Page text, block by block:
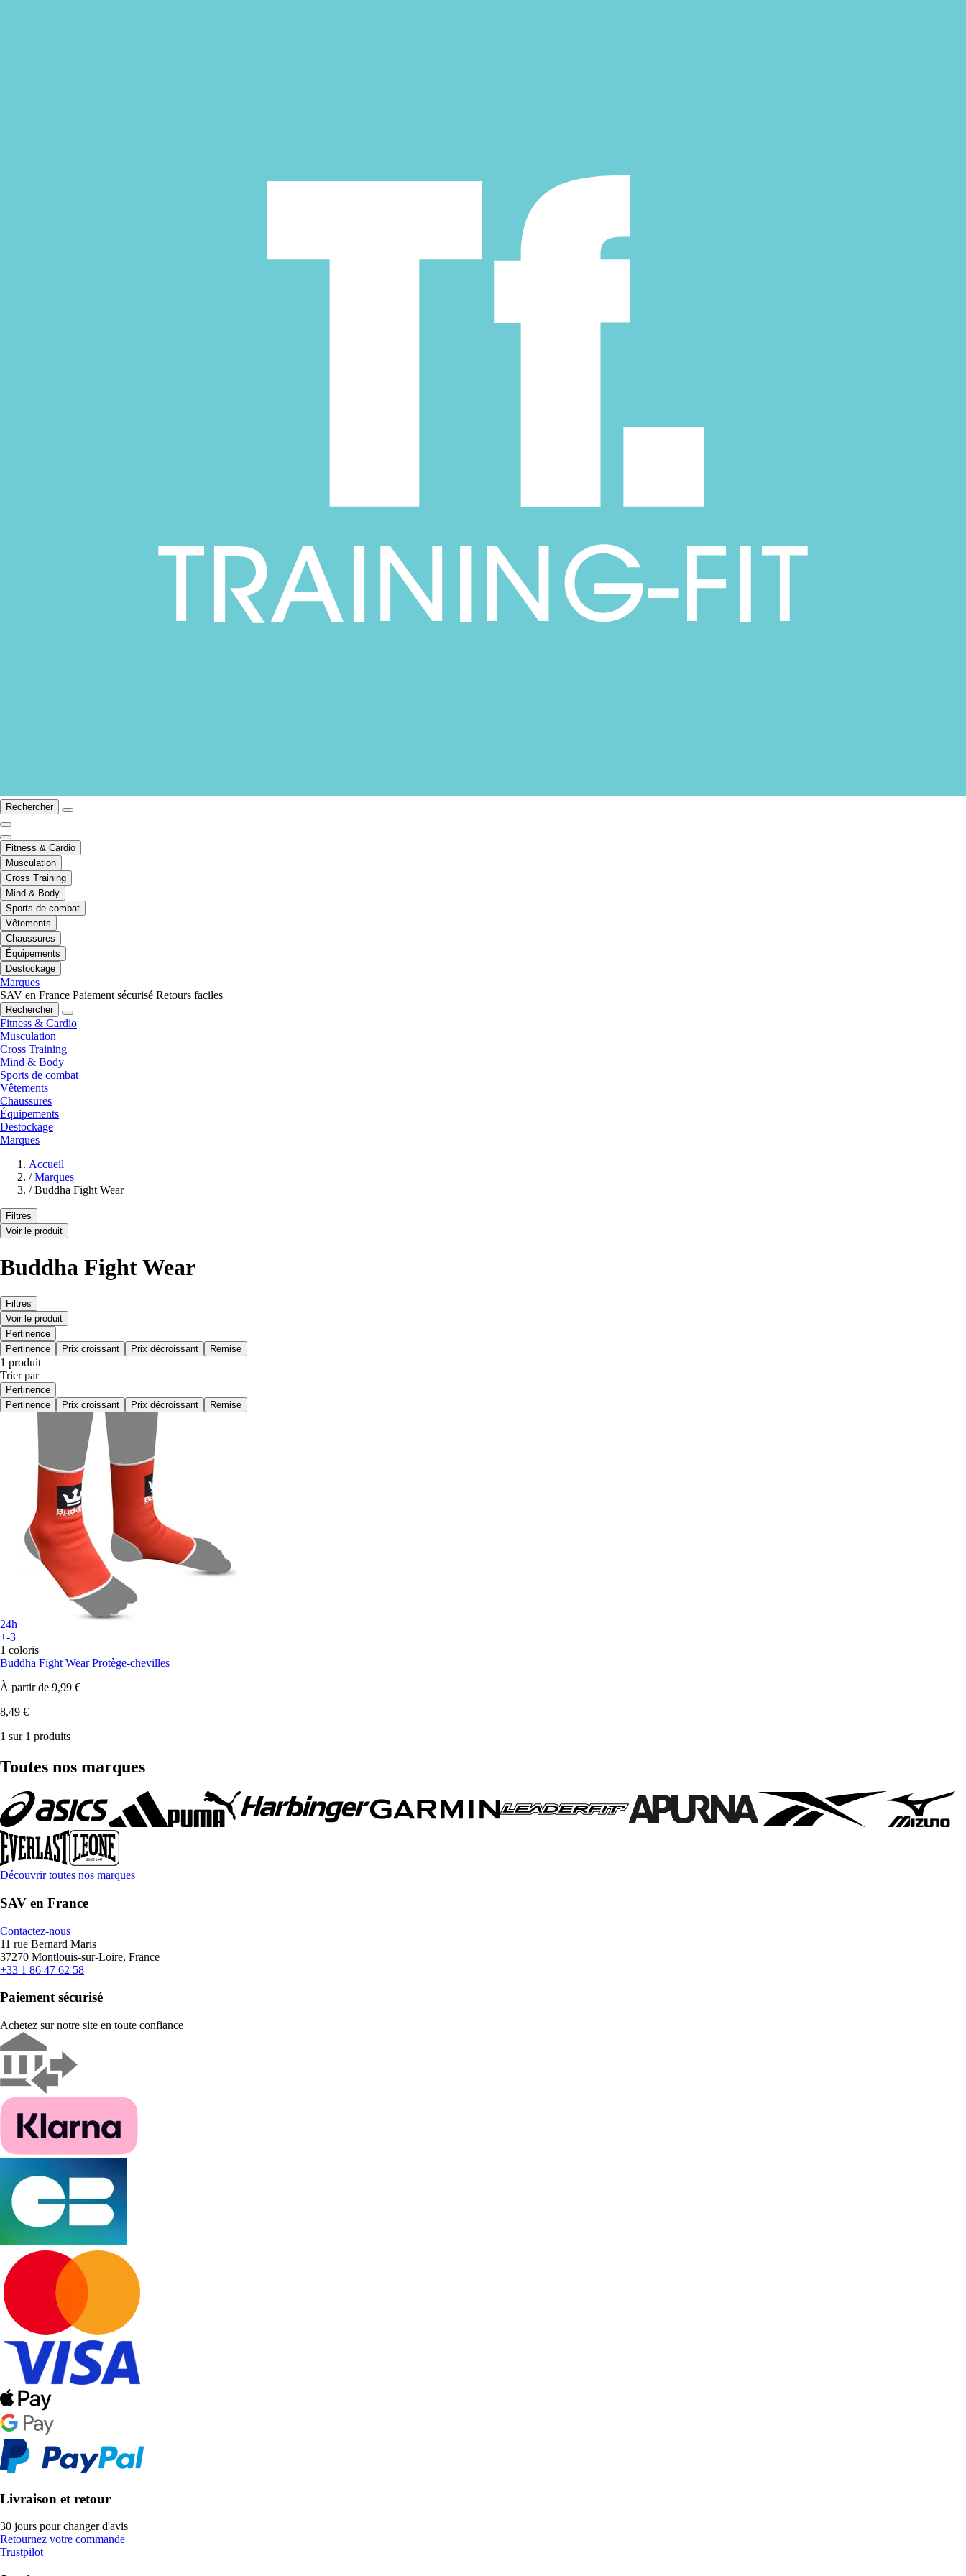
Rechercher
Fitness & Cardio
Musculation
Cross Training
Mind & Body
Sports de combat
Vêtements
Chaussures
Équipements
Destockage
Marques
SAV en France Paiement sécurisé Retours faciles
Rechercher
Fitness & Cardio
Musculation
Cross Training
Mind & Body
Sports de combat
Vêtements
Chaussures
Équipements
Destockage
Marques
Accueil
/ Marques
/ Buddha Fight Wear
Filtres
Voir le produit
Buddha Fight Wear
Filtres
Voir le produit
Pertinence
Pertinence
Prix croissant Prix décroissant Remise
1 produit
Trier par
Pertinence
Pertinence
Prix croissant Prix décroissant Remise
24h
+-3
1 coloris
Buddha Fight Wear Protège-chevilles
À partir de 9,99 €
8,49 €
1 sur 1 produits
Toutes nos marques
Découvrir toutes nos marques
SAV en France
Contactez-nous
11 rue Bernard Maris
37270 Montlouis-sur-Loire, France
+33 1 86 47 62 58
Paiement sécurisé
Achetez sur notre site en toute confiance
Livraison et retour
30 jours pour changer d'avis
Retournez votre commande
Trustpilot